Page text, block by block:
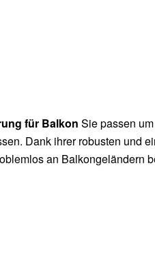
für Balkon Sie passen
Dank ihrer robusten und
an Balkongeländern